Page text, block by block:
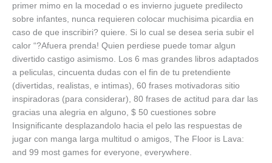
primer mimo en la mocedad o es invierno juguete predilecto
sobre infantes, nunca requieren colocar muchisima picardia en
caso de que inscribiri? quiere. Si lo cual se desea seri­a subir el
calor “?Afuera prenda! Quien perdiese puede tomar algun
divertido castigo asimismo. Los 6 mas grandes libros adaptados
a peliculas, cincuenta dudas con el fin de tu pretendiente
(divertidas, realistas, e intimas), 60 frases motivadoras sitio
inspiradoras (para considerar), 80 frases de actitud para dar las
gracias una alegria en alguno, $ 50 cuestiones sobre
Insignificante desplazandolo hacia el pelo las respuestas de
jugar con manga larga multitud o amigos, The Floor is Lava:
and 99 most games for everyone, everywhere.